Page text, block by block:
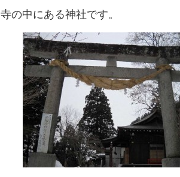
の中にある神社です。